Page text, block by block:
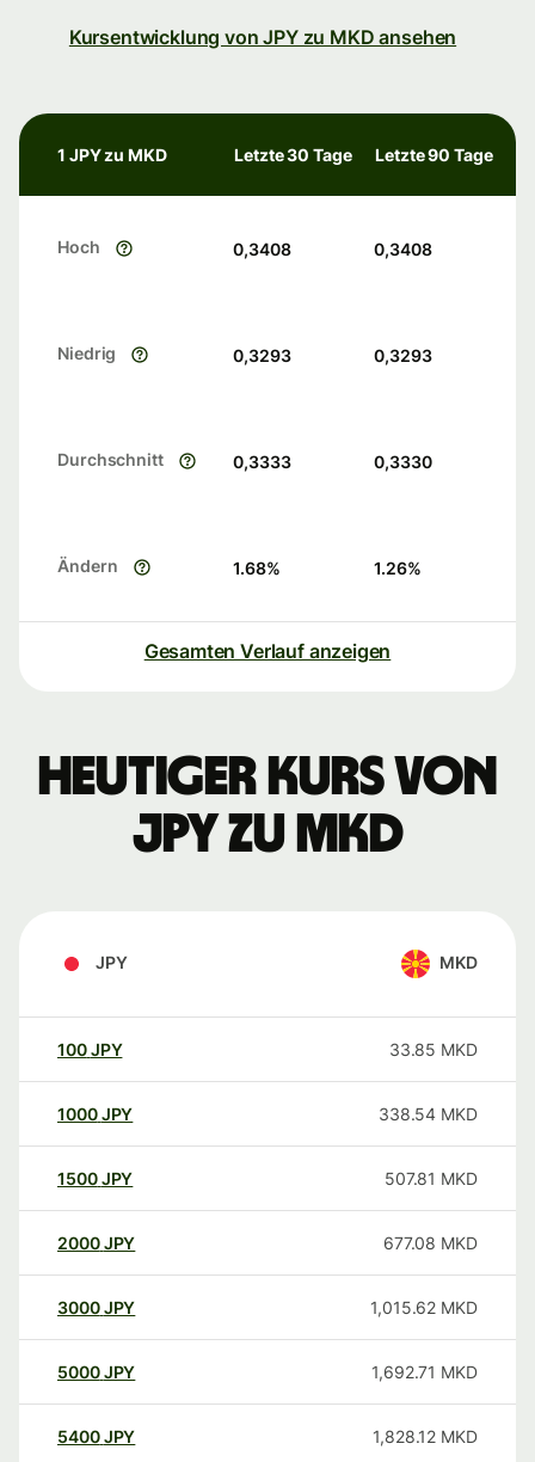
Kursentwicklung von JPY zu MKD ansehen
1 JPY zu MKD Letzte 30 Tage Letzte 90 Tage
Hoch 0,3408 0,3408
Niedrig 0,3293 0,3293
Durchschnitt 0,3333 0,3330
Ändern 1.68% 1.26%
Gesamten Verlauf anzeigen
Heutiger Kurs von
JPY zu MKD
JPY MKD
100JPY 33.85 MKD
1000JPY 338.54 MKD
1500JPY 507.81 MKD
2000JPY 677.08 MKD
3000JPY 1,015.62 MKD
5000JPY 1,692.71 MKD
5400JPY 1,828.12 MKD